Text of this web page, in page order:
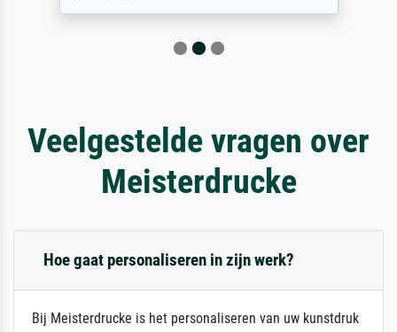
Veelgestelde vragen over
Meisterdrucke
Hoe gaat personaliseren in zijn werk?
Bij Meisterdrucke is het personaliseren van uw kunstdruk